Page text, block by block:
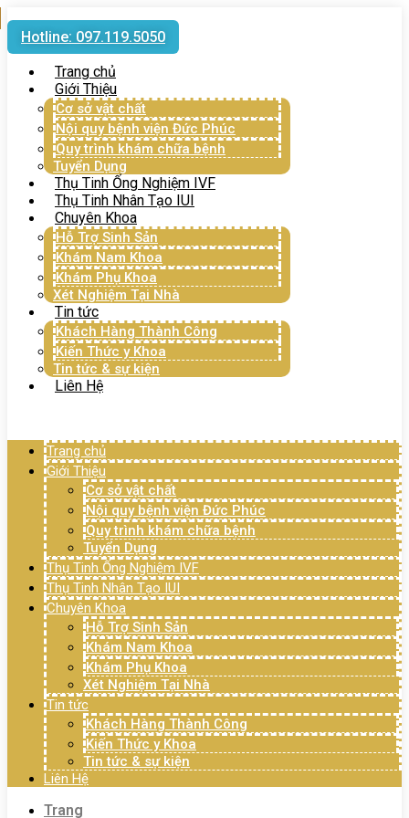
Hotline: 097.119.5050
Trang chủ
Giới Thiệu
Cơ sở vật chất
Nội quy bệnh viện Đức Phúc
Quy trình khám chữa bệnh
Tuyển Dụng
Thụ Tinh Ống Nghiệm IVF
Thụ Tinh Nhân Tạo IUI
Chuyên Khoa
Hỗ Trợ Sinh Sản
Khám Nam Khoa
Khám Phụ Khoa
Xét Nghiệm Tại Nhà
Tin tức
Khách Hàng Thành Công
Kiến Thức y Khoa
Tin tức & sự kiện
Liên Hệ
Trang chủ
Giới Thiệu
Cơ sở vật chất
Nội quy bệnh viện Đức Phúc
Quy trình khám chữa bệnh
Tuyển Dụng
Thụ Tinh Ống Nghiệm IVF
Thụ Tinh Nhân Tạo IUI
Chuyên Khoa
Hỗ Trợ Sinh Sản
Khám Nam Khoa
Khám Phụ Khoa
Xét Nghiệm Tại Nhà
Tin tức
Khách Hàng Thành Công
Kiến Thức y Khoa
Tin tức & sự kiện
Liên Hệ
Trang